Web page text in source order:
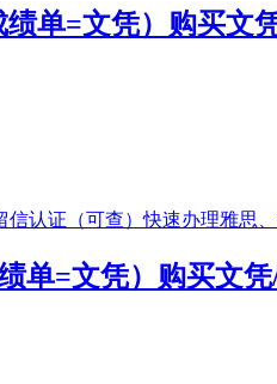
单=文凭）购买文
单=文凭）购买文